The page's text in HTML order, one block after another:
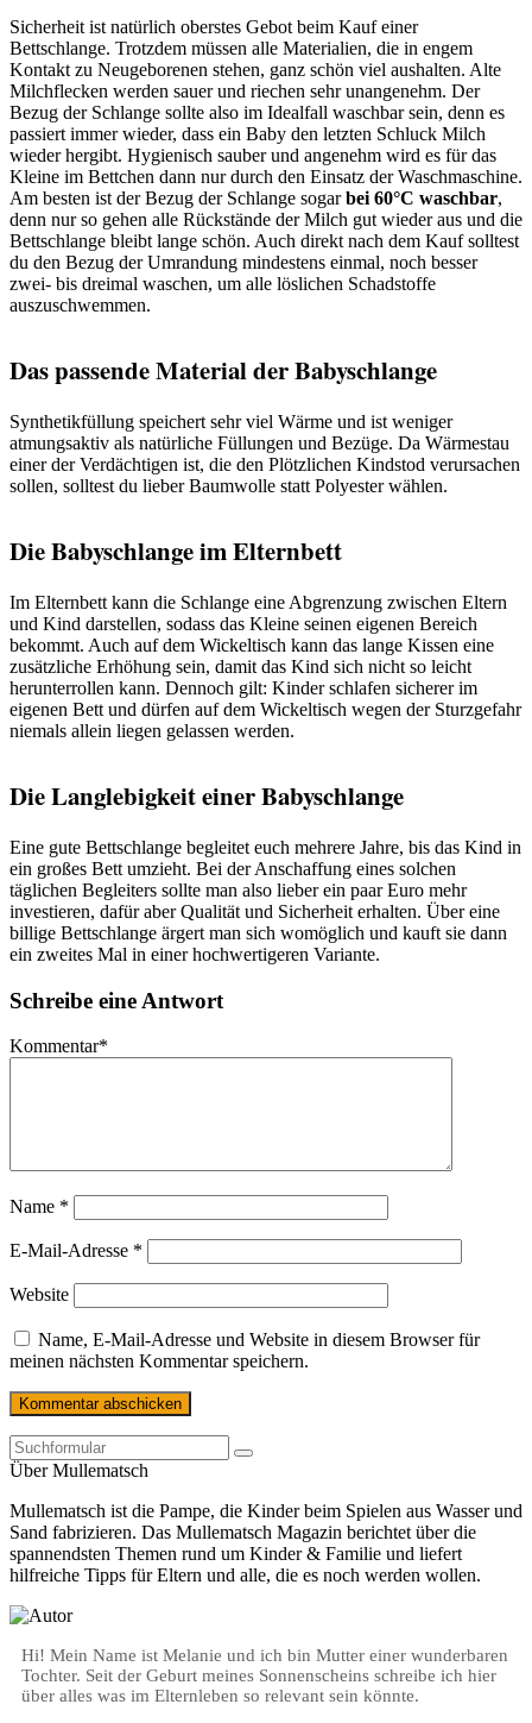
Sicherheit ist natürlich oberstes Gebot beim Kauf einer
Bettschlange. Trotzdem müssen alle Materialien, die in engem
Kontakt zu Neugeborenen stehen, ganz schön viel aushalten. Alte
Milchflecken werden sauer und riechen sehr unangenehm. Der
Bezug der Schlange sollte also im Idealfall waschbar sein, denn es
passiert immer wieder, dass ein Baby den letzten Schluck Milch
wieder hergibt. Hygienisch sauber und angenehm wird es für das
Kleine im Bettchen dann nur durch den Einsatz der Waschmaschine.
Am besten ist der Bezug der Schlange sogarbei 60°C waschbar,
denn nur so gehen alle Rückstände der Milch gut wieder aus und die
Bettschlange bleibt lange schön. Auch direkt nach dem Kauf solltest
du den Bezug der Umrandung mindestens einmal, noch besser
zwei- bis dreimal waschen, um alle löslichen Schadstoffe
auszuschwemmen.
Das passende Material der Babyschlange
Synthetikfüllung speichert sehr viel Wärme und ist weniger
atmungsaktiv als natürliche Füllungen und Bezüge. Da Wärmestau
einer der Verdächtigen ist, die den Plötzlichen Kindstod verursachen
sollen, solltest du lieber Baumwolle statt Polyester wählen.
Die Babyschlange im Elternbett
Im Elternbett kann die Schlange eine Abgrenzung zwischen Eltern
und Kind darstellen, sodass das Kleine seinen eigenen Bereich
bekommt. Auch auf dem Wickeltisch kann das lange Kissen eine
zusätzliche Erhöhung sein, damit das Kind sich nicht so leicht
herunterrollen kann. Dennoch gilt: Kinder schlafen sicherer im
eigenen Bett und dürfen auf dem Wickeltisch wegen der Sturzgefahr
niemals allein liegen gelassen werden.
Die Langlebigkeit einer Babyschlange
Eine gute Bettschlange begleitet euch mehrere Jahre, bis das Kind in
ein großes Bett umzieht. Bei der Anschaffung eines solchen
täglichen Begleiters sollte man also lieber ein paar Euro mehr
investieren, dafür aber Qualität und Sicherheit erhalten. Über eine
billige Bettschlange ärgert man sich womöglich und kauft sie dann
ein zweites Mal in einer hochwertigeren Variante.
Schreibe eine Antwort
Kommentar*
Name *
E-Mail-Adresse *
Website
Name, E-Mail-Adresse und Website in diesem Browser für
meinen nächsten Kommentar speichern.
Über Mullematsch
Mullematsch ist die Pampe, die Kinder beim Spielen aus Wasser und
Sand fabrizieren. Das Mullematsch Magazin berichtet über die
spannendsten Themen rund um Kinder & Familie und liefert
hilfreiche Tipps für Eltern und alle, die es noch werden wollen.
Hi! Mein Name ist Melanie und ich bin Mutter einer wunderbaren
Tochter. Seit der Geburt meines Sonnenscheins schreibe ich hier
über alles was im Elternleben so relevant sein könnte.